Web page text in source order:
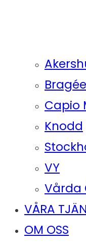
Capio
Knodd
VY
Vårda
VÅRA
OM OSS